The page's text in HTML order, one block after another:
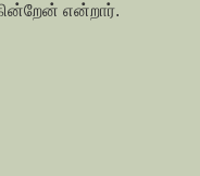
என்றார்.